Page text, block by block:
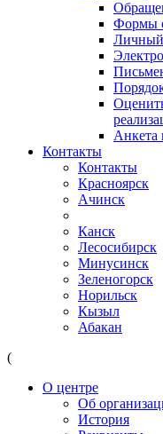
Формы
Анкета
Контакты
Контакты
Красноярск
Ачинск
Канск
Лесосибирск
Минусинск
Зеленогорск
Норильск
Кызыл
Абакан
(
О центре
Об
История